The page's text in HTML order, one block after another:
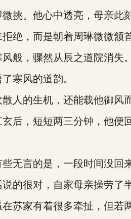
。他心中透亮，母亲此
，而是朝着周琳微微颔
，骤然从辰之道院消失。
寒风的道韵。
的生机，还能载他御风而
，短短两三分钟，他便回
言的是，一段时间没回来
很对，自家母亲操劳了
家有着很多牵扯，但若